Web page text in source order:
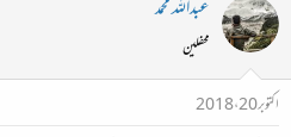
عبداللہ محمد
محفلین
اکتوبر 20، 2018